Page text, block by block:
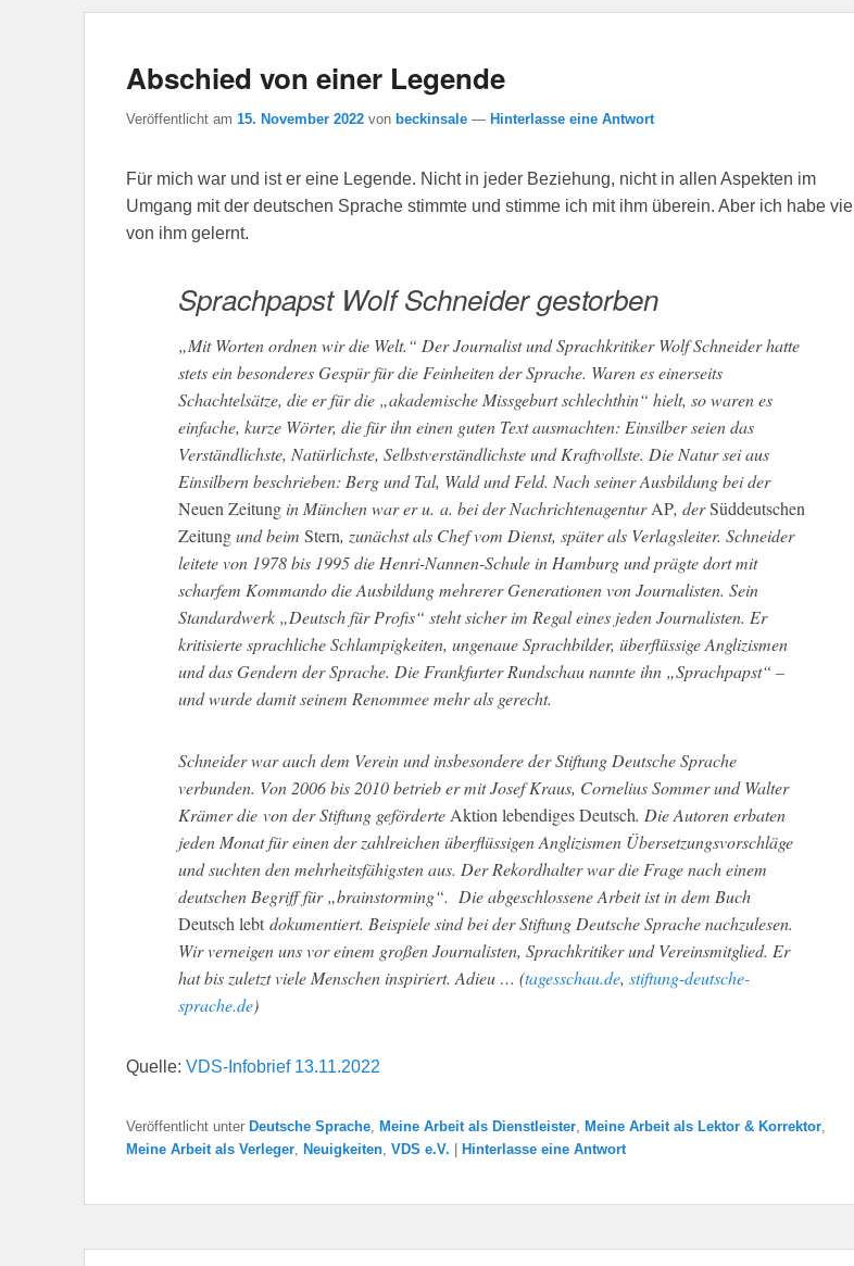
Abschied von einer Legende
Veröffentlicht am 15. November 2022 von beckinsale — Hinterlasse eine Antwort
Für mich war und ist er eine Legende. Nicht in jeder Beziehung, nicht in allen Aspekten im
Umgang mit der deutschen Sprache stimmte und stimme ich mit ihm überein. Aber ich habe viel
von ihm gelernt.
Sprachpapst Wolf Schneider gestorben
„Mit Worten ordnen wir die Welt.“ Der Journalist und Sprachkritiker Wolf Schneider hatte
stets ein besonderes Gespür für die Feinheiten der Sprache. Waren es einerseits
Schachtelsätze, die er für die „akademische Missgeburt schlechthin“ hielt, so waren es
einfache, kurze Wörter, die für ihn einen guten Text ausmachten: Einsilber seien das
Verständlichste, Natürlichste, Selbstverständlichste und Kraftvollste. Die Natur sei aus
Einsilbern beschrieben: Berg und Tal, Wald und Feld. Nach seiner Ausbildung bei der
Neuen Zeitung in München war er u. a. bei der NachrichtenagenturAP, derSüddeutschen
Zeitungund beim Stern, zunächst als Chef vom Dienst, später als Verlagsleiter. Schneider
leitete von 1978 bis 1995 die Henri-Nannen-Schule in Hamburg und prägte dort mit
scharfem Kommando die Ausbildung mehrerer Generationen von Journalisten. Sein
Standardwerk „Deutsch für Profis“ steht sicher im Regal eines jeden Journalisten. Er
kritisierte sprachliche Schlampigkeiten, ungenaue Sprachbilder, überflüssige Anglizismen
und das Gendern der Sprache. Die Frankfurter Rundschau nannte ihn „Sprachpapst“ –
und wurde damit seinem Renommee mehr als gerecht.
Schneider war auch dem Verein und insbesondere der Stiftung Deutsche Sprache
verbunden. Von 2006 bis 2010 betrieb er mit Josef Kraus, Cornelius Sommer und Walter
Krämer die von der Stiftung geförderte Aktion lebendiges Deutsch. Die Autoren erbaten
jeden Monat für einen der zahlreichen überflüssigen Anglizismen Übersetzungsvorschläge
und suchten den mehrheitsfähigsten aus. Der Rekordhalter war die Frage nach einem
deutschen Begriff für „brainstorming“. Die abgeschlossene Arbeit ist in dem Buch
Deutsch lebt dokumentiert. Beispiele sind bei der Stiftung Deutsche Sprache nachzulesen.
Wir verneigen uns vor einem großen Journalisten, Sprachkritiker und Vereinsmitglied. Er
hat bis zuletzt viele Menschen inspiriert. Adieu … (tagesschau.de, stiftung-deutsche-
sprache.de)
Quelle: VDS-Infobrief 13.11.2022
Veröffentlicht unter Deutsche Sprache Meine Arbeit als Dienstleister Meine Arbeit als Lektor & Korrektor
Meine Arbeit als Verleger
Neuigkeiten VDS e.V. Hinterlasse eine Antwort